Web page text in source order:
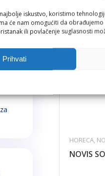
iskustvo, koristimo
će nam omogućiti da
ili povlačenje suglasnosti
Prihvati
i
HORECA,
NOVIS